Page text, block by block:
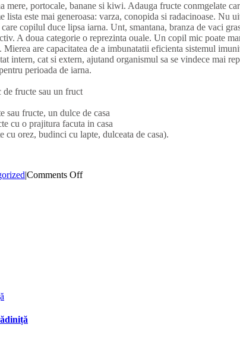
mere, portocale, banane si kiwi. Adauga fructe conmgelate
este mai generoasa: varza, conopida si radacinoase. Nu
copilul duce lipsa iarna. Unt, smantana, branza de vaci
A doua categorie o reprezinta ouale. Un copil mic poate
are capacitatea de a imbunatatii eficienta sistemul
intern, cat si extern, ajutand organismul sa se vindece mai
perioada de iarna.
de fructe sau un fruct
sau fructe, un dulce de casa
cu o prajitura facuta in casa
orez, budinci cu lapte, dulceata de casa).
|Comments Offon